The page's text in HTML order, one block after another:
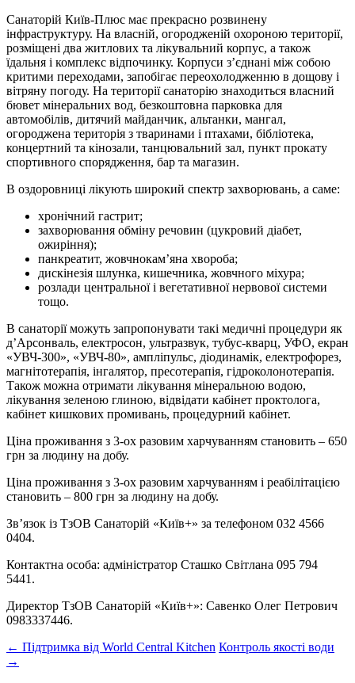
Санаторій Київ-Плюс має прекрасно розвинену
інфраструктуру. На власній, огородженій охороною території,
розміщені два житлових та лікувальний корпус, а також
їдальня і комплекс відпочинку. Корпуси з’єднані між собою
критими переходами, запобігає переохолодженню в дощову і
вітряну погоду. На території санаторію знаходиться власний
бювет мінеральних вод, безкоштовна парковка для
автомобілів, дитячий майданчик, альтанки, мангал,
огороджена територія з тваринами і птахами, бібліотека,
концертний та кінозали, танцювальний зал, пункт прокату
спортивного спорядження, бар та магазин.
В оздоровниці лікують широкий спектр захворювань, а саме:
хронічний гастрит;
захворювання обміну речовин (цукровий діабет,
ожиріння);
панкреатит, жовчнокам’яна хвороба;
дискінезія шлунка, кишечника, жовчного міхура;
розлади центральної і вегетативної нервової системи
тощо.
В санаторії можуть запропонувати такі медичні процедури як
д’Арсонваль, електросон, ультразвук, тубус-кварц, УФО, екран
«УВЧ-300», «УВЧ-80», ампліпульс, діодинамік, електрофорез,
магнітотерапія, інгалятор, пресотерапія, гідроколонотерапія.
Також можна отримати лікування мінеральною водою,
лікування зеленою глиною, відвідати кабінет проктолога,
кабінет кишкових промивань, процедурний кабінет.
Ціна проживання з 3-ох разовим харчуванням становить – 650
грн за людину на добу.
Ціна проживання з 3-ох разовим харчуванням і реабілітацією
становить – 800 грн за людину на добу.
Зв’язок із ТзОВ Санаторій «Київ+» за телефоном 032 4566
0404.
Контактна особа: адміністратор Сташко Світлана 095 794
5441.
Директор ТзОВ Санаторій «Київ+»: Савенко Олег Петрович
0983337446.
Post
navigation
← Підтримка від World Central Kitchen Контроль якості води
→